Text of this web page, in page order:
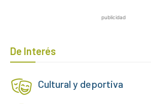
publicidad
De Interés
Cultural y deportiva